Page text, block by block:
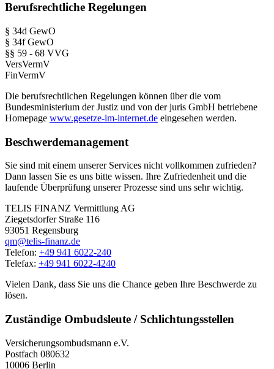
Berufsrechtliche Regelungen
§ 34d GewO
§ 34f GewO
§§ 59 - 68 VVG
VersVermV
FinVermV
Die berufsrechtlichen Regelungen können über die vom
Bundesministerium der Justiz und von der juris GmbH betriebene
Homepage www.gesetze-im-internet.de eingesehen werden.
Beschwerdemanagement
Sie sind mit einem unserer Services nicht vollkommen zufrieden?
Dann lassen Sie es uns bitte wissen. Ihre Zufriedenheit und die
laufende Überprüfung unserer Prozesse sind uns sehr wichtig.
TELIS FINANZ Vermittlung AG
Ziegetsdorfer Straße 116
93051 Regensburg
qm@telis-finanz.de
Telefon: +49 941 6022-240
Telefax: +49 941 6022-4240
Vielen Dank, dass Sie uns die Chance geben Ihre Beschwerde zu
lösen.
Zuständige Ombudsleute / Schlichtungsstellen
Versicherungsombudsmann e.V.
Postfach 080632
10006 Berlin